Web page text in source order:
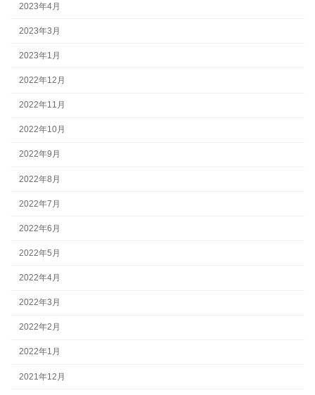
2023年4月
2023年3月
2023年1月
2022年12月
2022年11月
2022年10月
2022年9月
2022年8月
2022年7月
2022年6月
2022年5月
2022年4月
2022年3月
2022年2月
2022年1月
2021年12月